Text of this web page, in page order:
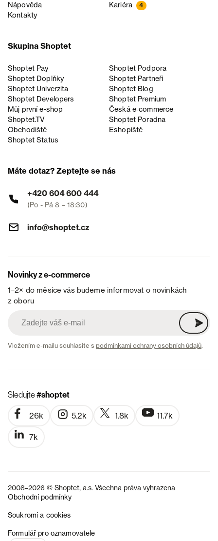
Nápověda
Kariéra 4
Kontakty
Skupina Shoptet
Shoptet Pay
Shoptet Podpora
Shoptet Doplňky
Shoptet Partneři
Shoptet Univerzita
Shoptet Blog
Shoptet Developers
Shoptet Premium
Můj první e-shop
Česká e‑commerce
Shoptet.TV
Shoptet Poradna
Obchodiště
Eshopiště
Shoptet Status
Máte dotaz? Zeptejte se nás
+420 604 600 444
(Po - Pá 8 – 18:30)
info@shoptet.cz
Novinky z e-commerce
1–2× do měsíce vás budeme informovat o novinkách
z oboru
Vložením e-mailu souhlasíte spodmínkami ochrany osobních údajů.
Sledujte#shoptet
26k 5.2k 1.8k 11.7k
7k
2008–2026 © Shoptet, a.s. Všechna práva vyhrazena
Obchodní podmínky
Soukromí a cookies
Formulář pro oznamovatele